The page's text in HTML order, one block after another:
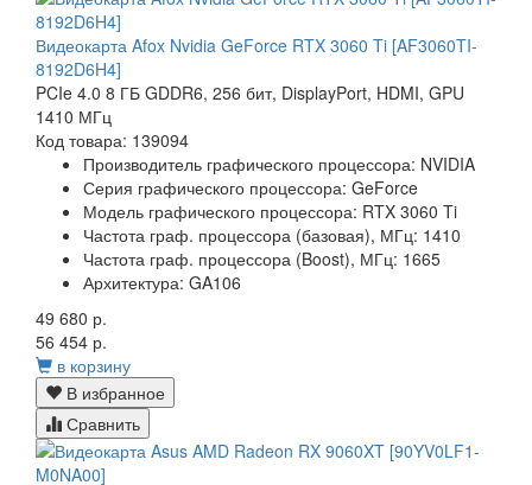
Видеокарта Afox Nvidia GeForce RTX 3060 Ti [AF3060TI-
8192D6H4]
PCIe 4.0 8 ГБ GDDR6, 256 бит, DisplayPort, HDMI, GPU
1410 МГц
Код товара: 139094
Производитель графического процессора: NVIDIA
Серия графического процессора: GeForce
Модель графического процессора: RTX 3060 Ti
Частота граф. процессора (базовая), МГц: 1410
Частота граф. процессора (Boost), МГц: 1665
Архитектура: GA106
49 680 р.
56 454 р.
в корзину
В избранное
Сравнить